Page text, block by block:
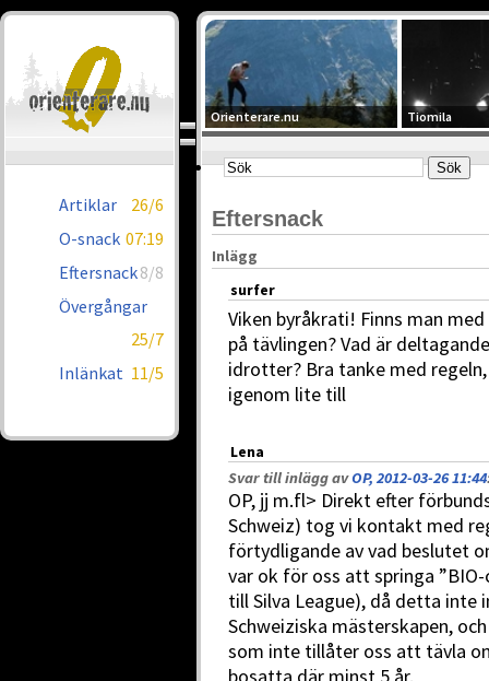
Artiklar
26/6
O-snack 07:19
Eftersnack8/8
Övergångar
25/7
Inlänkat 11/5
Orienterare.nu Tiomila
Eftersnack
Inlägg
surfer
Viken byråkrati! Finns man
på tävlingen? Vad är
idrotter? Bra tanke med
igenom lite till
Lena
Svar till inlägg avOP, 2012-03-26 11:44
OP, jj m.fl> Direkt efter
Schweiz) tog vi kontakt med
förtydligande av vad beslutet
var ok för oss att springa
till Silva League), då detta
Schweiziska mästerskapen,
som inte tillåter oss att tävla